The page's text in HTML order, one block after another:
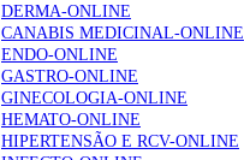
DERMA-ONLINE
CANABIS MEDICINAL-ONLINE
ENDO-ONLINE
GASTRO-ONLINE
GINECOLOGIA-ONLINE
HEMATO-ONLINE
HIPERTENSÃO E RCV-ONLINE